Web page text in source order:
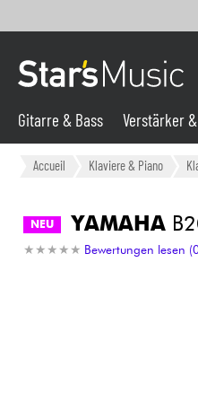
Gitarre & Bass
Synths &
Gitarre & Bass Verstärker
Accueil Klaviere & Piano
NEU YAMAHA
★ ★ ★ ★ ★
★ ★ ★ ★ ★ Bewertungen lesen